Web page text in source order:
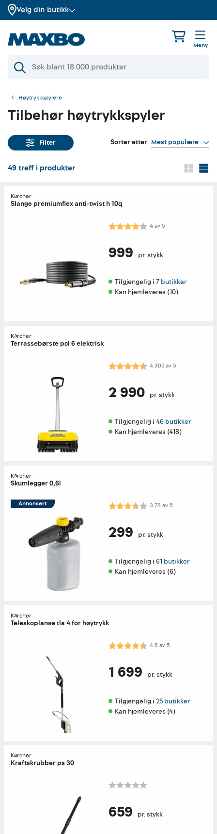
Velg din butikk
Meny
Høytrykkspylere
Tilbehør høytrykkspyler
Filter Sorter etter Mest populære
49treff i produkter
Kärcher
Slange premiumflex anti-twist h 10q
Karakter: 4.0 av 5 mulige
4av5
999 pr. stykk
Tilgjengelig i 7 butikker
Kan hjemleveres (10)
Kärcher
Terrassebørste pcl 6 elektrisk
Karakter: 4.3 av 5 mulige
4.305av5
2 990 pr. stykk
Tilgjengelig i 46 butikker
Kan hjemleveres (418)
Kärcher
Skumlegger 0,6l
Annonsert Karakter: 3.8 av 5 mulige
3.78 av5
299 pr. stykk
Tilgjengelig i 61 butikker
Kan hjemleveres (6)
Kärcher
Teleskoplanse tla 4 for høytrykk
Karakter: 4.8 av 5 mulige
4.8 av5
1 699 pr. stykk
Tilgjengelig i 25 butikker
Kan hjemleveres (4)
Kärcher
Kraftskrubber ps 30
659 pr. stykk